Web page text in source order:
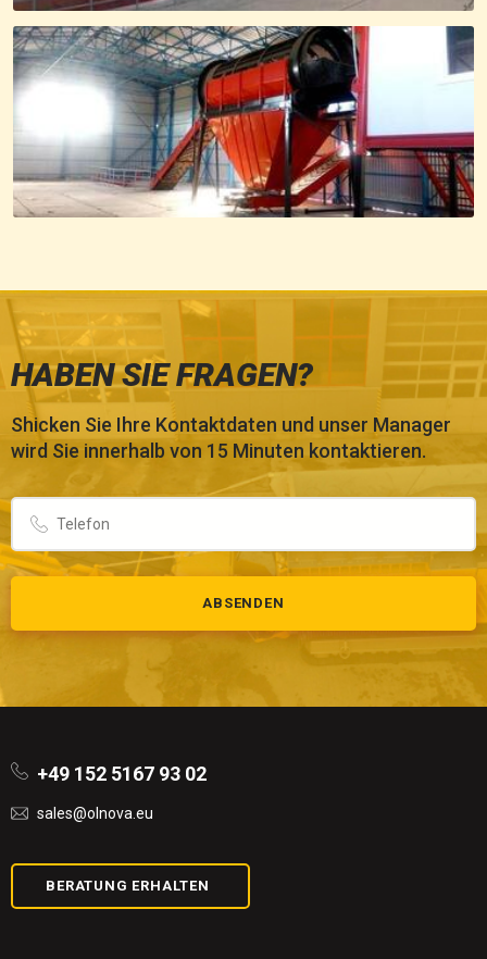
HABEN SIE FRAGEN?
Shicken Sie Ihre Kontaktdaten und unser Manager
wird Sie innerhalb von 15 Minuten kontaktieren.
ABSENDEN
+49 152 5167 93 02
sales@olnova.eu
BERATUNG ERHALTEN